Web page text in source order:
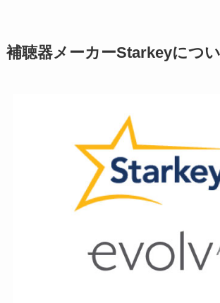
補聴器メーカーStarkeyにつ